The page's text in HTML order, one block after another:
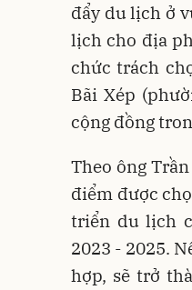
đẩy du lịch ở
lịch cho địa
chức trách
Bãi Xép
cộng đồng
Theo ông
điểm được
triển du lịch
2023 - 2025.
hợp, sẽ trở